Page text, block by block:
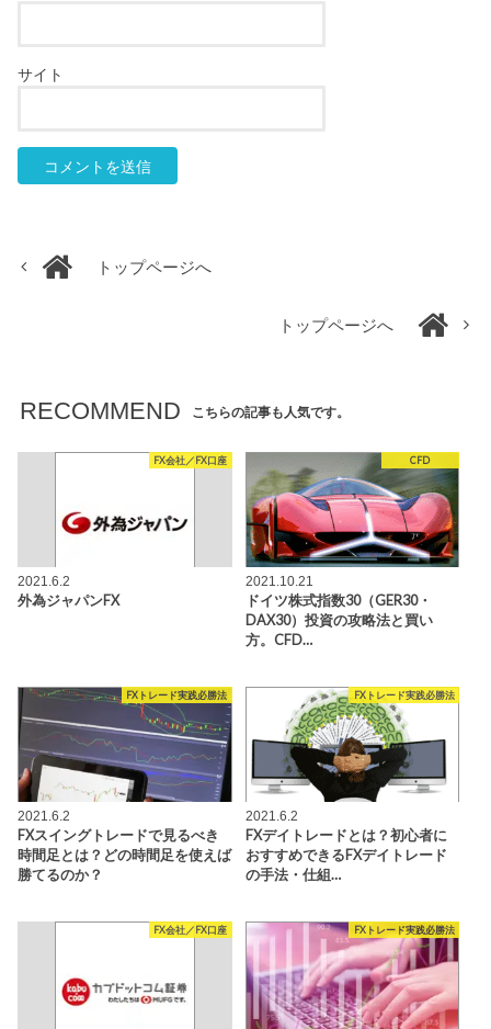
サイト
トップページへ
トップページへ
RECOMMEND こちらの記事も人気です。
FX会社／FX口座
2021.6.2
外為ジャパンFX
CFD
2021.10.21
ドイツ株式指数30（GER30・
DAX30）投資の攻略法と買い
方。CFD…
FXトレード実践必勝法
2021.6.2
FXスイングトレードで見るべき
時間足とは？どの時間足を使えば
勝てるのか？
FXトレード実践必勝法
2021.6.2
FXデイトレードとは？初心者に
おすすめできるFXデイトレード
の手法・仕組…
FX会社／FX口座 FXトレード実践必勝法